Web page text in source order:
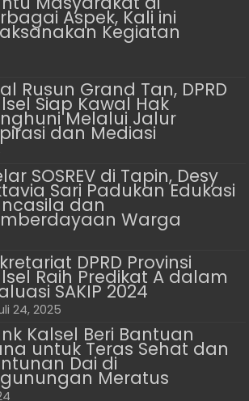
Aspek, Kali ini
Kegiatan
Rusun Grand Tan, DPRD
Siap Kawal Hak
Melalui Jalur
dan Mediasi
SOSREV di Tapin, Desy
Sari Padukan Edukasi
dan
Warga
DPRD Provinsi
Raih Predikat A dalam
SAKIP 2024
24, 2025
Kalsel Beri Bantuan
untuk Teras Sehat dan
Dai di
Meratus